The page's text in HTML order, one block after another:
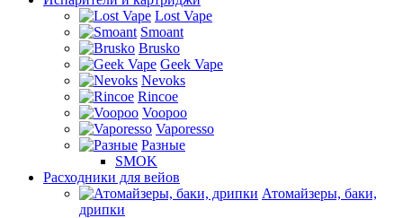
Lost Vape
Smoant
Brusko
Geek Vape
Nevoks
Rincoe
Voopoo
Vaporesso
Разные
SMOK
Расходники для вейов
Атомайзеры, баки,
дрипки